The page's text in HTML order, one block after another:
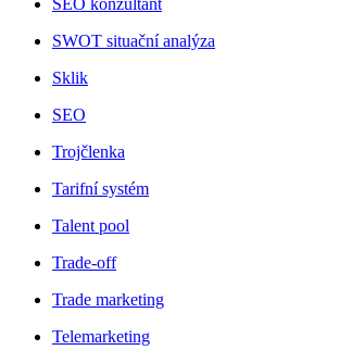
SEO konzultant
SWOT situační analýza
Sklik
SEO
Trojčlenka
Tarifní systém
Talent pool
Trade-off
Trade marketing
Telemarketing